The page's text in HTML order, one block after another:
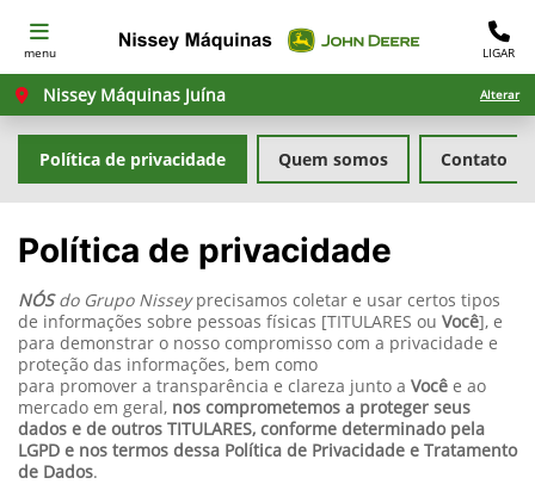
menu LIGAR
Nissey Máquinas Juína Alterar
Quem somos Contato
Política de privacidade
Política de privacidade
NÓSdo Grupo Nisseyprecisamos coletar e usar certos tipos
de informações sobre pessoas físicas [TITULARES ou Você], e
para demonstrar o nosso compromisso com a privacidade e
proteção das informações, bem como
para promover a transparência e clareza junto a Você e ao
mercado em geral, nos comprometemos a proteger seus
dados e de outros TITULARES, conforme determinado pela
LGPD e nos termos dessa Política de Privacidade e Tratamento
de Dados.